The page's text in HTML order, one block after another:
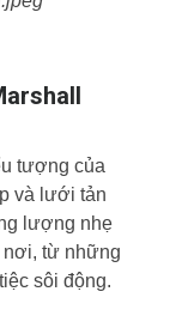
tượng của
và lưới tản
lượng nhẹ
nơi, từ những
sôi động.